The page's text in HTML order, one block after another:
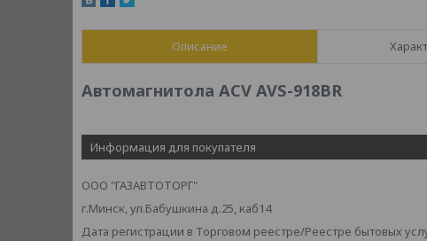
Описание
Автомагнитола ACV AVS-918BR
Информация для покупателя
ООО "ГАЗАВТОТОРГ"
г.Минск, ул.Бабушкина д.25, каб14
Дата регистрации в Торговом реестре/Реестре бытовых